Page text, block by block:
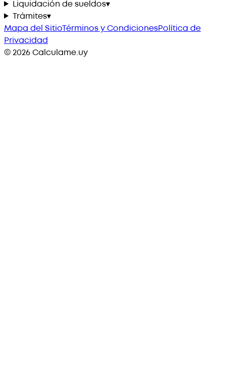
Liquidación de sueldos▾
Trámites▾
Mapa del SitioTérminos y CondicionesPolítica de
Privacidad
©2026Calculame.uy